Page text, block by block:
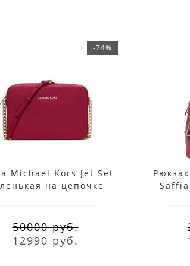
-74%
Michael Kors Jet Set
на цепочке
50000 руб.
12990 руб.